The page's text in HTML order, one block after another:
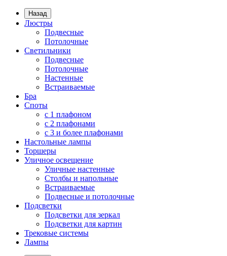
Назад
Люстры
Подвесные
Потолочные
Светильники
Подвесные
Потолочные
Настенные
Встраиваемые
Бра
Споты
с 1 плафоном
с 2 плафонами
с 3 и более плафонами
Настольные лампы
Торшеры
Уличное освещение
Уличные настенные
Столбы и напольные
Встраиваемые
Подвесные и потолочные
Подсветки
Подсветки для зеркал
Подсветки для картин
Трековые системы
Лампы